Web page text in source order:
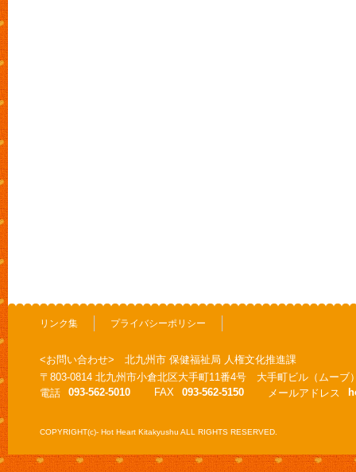
リンク集 プライバシーポリシー
<お問い合わせ> 北九州市 保健福祉局 人権文化推進課
〒803-0814 北九州市小倉北区大手町11番4号 大手町ビル（ムーブ
電話
093-562-5010 FAX 093-562-5150 メールアドレス
COPYRIGHT(c)- Hot Heart Kitakyushu ALL RIGHTS RESERVED.